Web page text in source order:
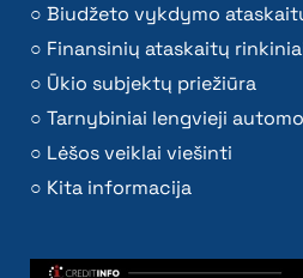
Biudžeto vykdymo
Finansinių ataskaitų
Ūkio subjektų priežiūra
Tarnybiniai lengvieji
Lėšos veiklai viešinti
Kita informacija